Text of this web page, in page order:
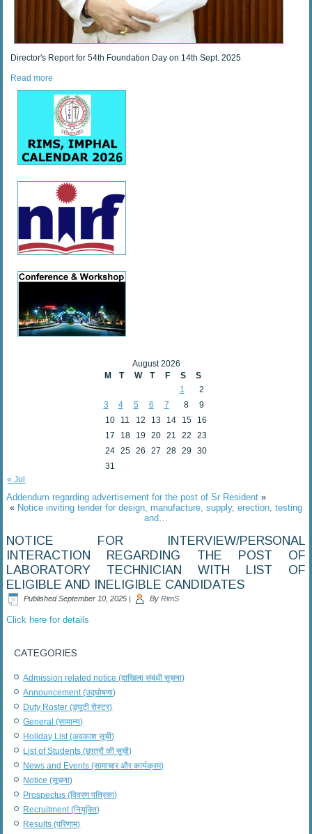
Director's Report for 54th Foundation Day on 14th Sept. 2025
Read more
August 2026
M
T W T F S
S
1
2
3
4 5 6 7 8
9
10
11 12 13 14 15
16
17
18 19 20 21 22
23
24 25 26 27 28 29
30
31
« Jul
Addendum regarding advertisement for the post of Sr Resident »
« Notice inviting tender for design, manufacture, supply, erection, testing
and…
NOTICE FOR INTERVIEW/PERSONAL
INTERACTION REGARDING THE POST OF
LABORATORY TECHNICIAN WITH LIST OF
ELIGIBLE AND INELIGIBLE CANDIDATES
Published September 10, 2025 | By RimS
Click here for details
CATEGORIES
Admission related notice (दाखिला संबंधी सूचना)
Announcement (उद्घोषणा)
Duty Roster (ड्यूटी रोस्टर)
General (सामान्य)
Holiday List (अवकाश सूची)
List of Students (छात्रों की सूची)
News and Events (सामाचार और कार्यक्रम)
Notice (सूचना)
Prospectus (विवरण पत्रिका)
Recruitment (नियुक्ति)
Results (परिणाम)